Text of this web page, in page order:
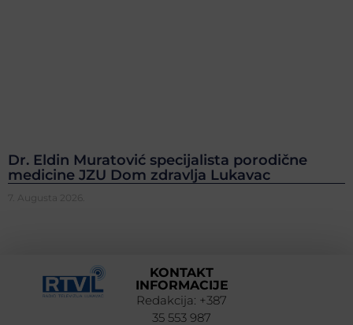
Dr. Eldin Muratović specijalista porodične
medicine JZU Dom zdravlja Lukavac
7. Augusta 2026.
KONTAKT
INFORMACIJE
Redakcija: +387
35 553 987